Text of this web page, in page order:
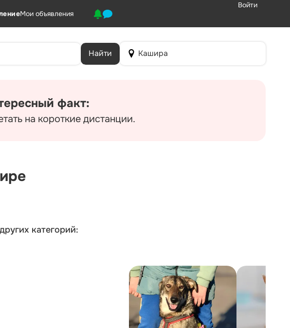
Мои объявления
Войти
Найти Кашира
факт:
на короткие дистанции.
категорий: